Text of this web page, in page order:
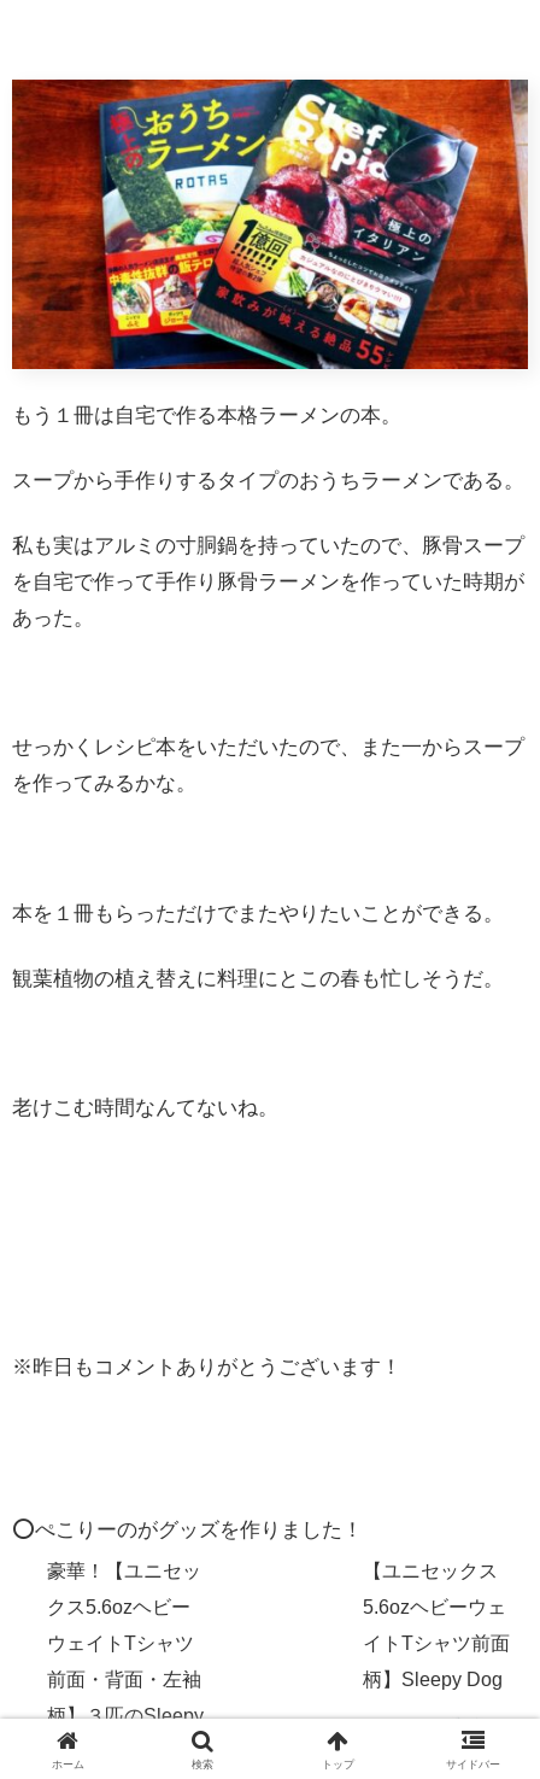
もう１冊は自宅で作る本格ラーメンの本。
スープから手作りするタイプのおうちラーメンである。
私も実はアルミの寸胴鍋を持っていたので、豚骨スープ
を自宅で作って手作り豚骨ラーメンを作っていた時期が
あった。
せっかくレシピ本をいただいたので、また一からスープ
を作ってみるかな。
本を１冊もらっただけでまたやりたいことができる。
観葉植物の植え替えに料理にとこの春も忙しそうだ。
老けこむ時間なんてないね。
※昨日もコメントありがとうございます！
⭕️ぺこりーのがグッズを作りました！
豪華！【ユニセッ
クス5.6ozヘビー
ウェイトTシャツ
前面・背面・左袖
柄】３匹のSleepy
Dog
【ユニセックス
5.6ozヘビーウェ
イトTシャツ前面
柄】Sleepy Dog
ホーム 検索 トップ サイドバー